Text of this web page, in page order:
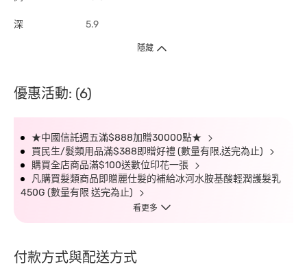
深 5.9
隱藏
優惠活動: (6)
★中國信託週五滿$888加贈30000點★
買民生/髮類用品滿$388即贈好禮 (數量有限,送完為止)
購買全店商品滿$100送數位印花一張
凡購買髮類商品即贈麗仕髮的補給冰河水胺基酸輕潤護髮乳
450G (數量有限 送完為止)
看更多
付款方式與配送方式